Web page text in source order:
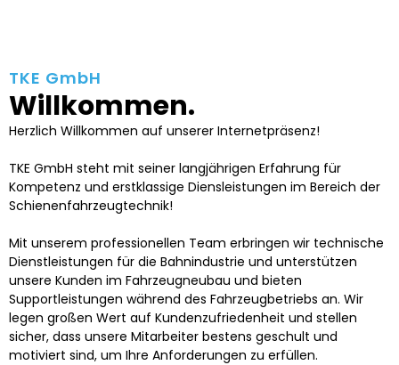
TKE GmbH
Willkommen.
Herzlich Willkommen auf unserer Internetpräsenz!
TKE GmbH steht mit seiner langjährigen Erfahrung für
Kompetenz und erstklassige Diensleistungen im Bereich der
Schienenfahrzeugtechnik!
Mit unserem professionellen Team erbringen wir technische
Dienstleistungen für die Bahnindustrie und unterstützen
unsere Kunden im Fahrzeugneubau und bieten
Supportleistungen während des Fahrzeugbetriebs an. Wir
legen großen Wert auf Kundenzufriedenheit und stellen
sicher, dass unsere Mitarbeiter bestens geschult und
motiviert sind, um Ihre Anforderungen zu erfüllen.